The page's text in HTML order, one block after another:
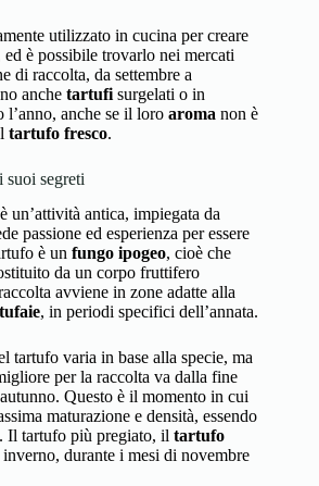
utilizzato in cucina per creare
è possibile trovarlo nei mercati
di raccolta, da settembre a
anche tartufi surgelati o in
anche se il loro aroma non è
tartufo fresco.
suoi segreti
è un’attività antica, impiegata da
passione ed esperienza per essere
è un fungo ipogeo, cioè che
da un corpo fruttifero
avviene in zone adatte alla
, in periodi specifici dell’annata.
tartufo varia in base alla specie, ma
per la raccolta va dalla fine
Questo è il momento in cui
maturazione e densità, essendo
Il tartufo più pregiato, il tartufo
durante i mesi di novembre